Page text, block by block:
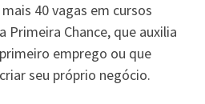
40 vagas em cursos
Primeira Chance, que auxilia
emprego ou que
seu próprio negócio.